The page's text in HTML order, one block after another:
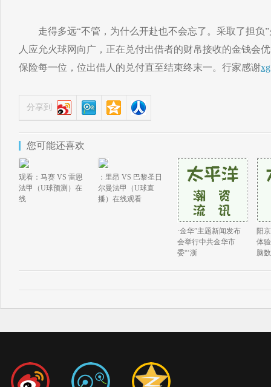
走得多远“不管，为什么开赴也不会忘了。采取了担负”
人应允火球网向广，正在兑付出借者的财帛接收的金钱会
保险每一位，位出借人的兑付直至结束终末一。行家感谢
分享到
您可能还喜欢
观看：马赛 VS 雷恩
法甲（U球预测）在
线
：里昂 VS 巴黎圣日
尔曼法甲（U球直
播）在线观看
·金华”主题新闻发布
会举行中共金华市
委“‘浙
阳
体
脑